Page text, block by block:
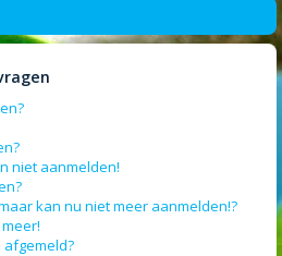
niet aanmelden!
kan nu niet meer aanmelden!?